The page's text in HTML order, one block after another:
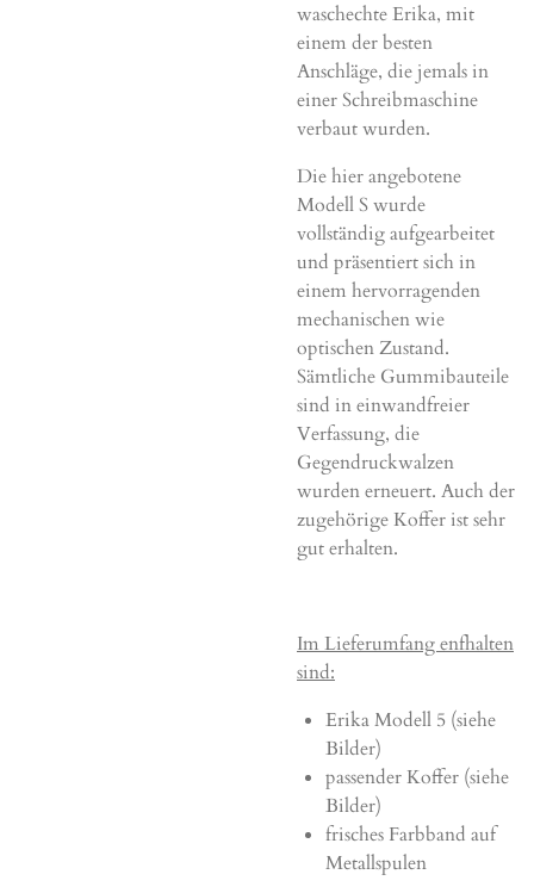
waschechte Erika, mit
einem der besten
Anschläge, die jemals in
einer Schreibmaschine
verbaut wurden.
Die hier angebotene
Modell S wurde
vollständig aufgearbeitet
und präsentiert sich in
einem hervorragenden
mechanischen wie
optischen Zustand.
Sämtliche Gummibauteile
sind in einwandfreier
Verfassung, die
Gegendruckwalzen
wurden erneuert. Auch der
zugehörige Koffer ist sehr
gut erhalten.
Im Lieferumfang enfhalten
sind:
Erika Modell 5 (siehe
Bilder)
passender Koffer (siehe
Bilder)
frisches Farbband auf
Metallspulen